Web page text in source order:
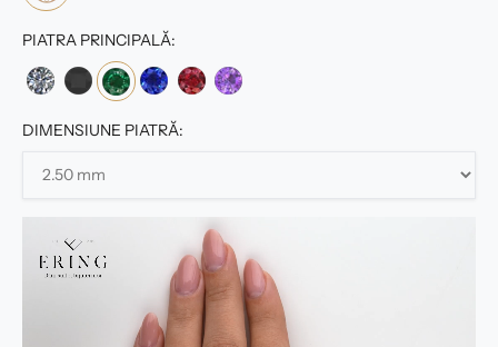
PIATRA PRINCIPALĂ:
DIMENSIUNE PIATRĂ: